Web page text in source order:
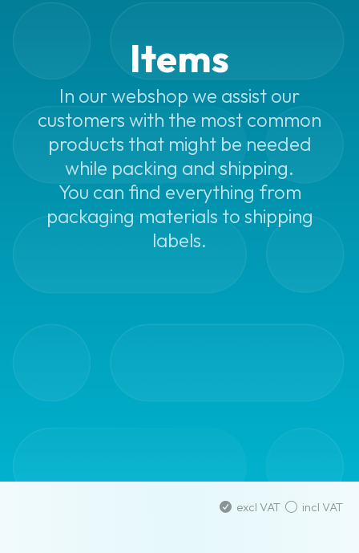
Items
In our webshop we assist our
customers with the most common
products that might be needed
while packing and shipping.
You can find everything from
packaging materials to shipping
labels.
excl VAT incl VAT